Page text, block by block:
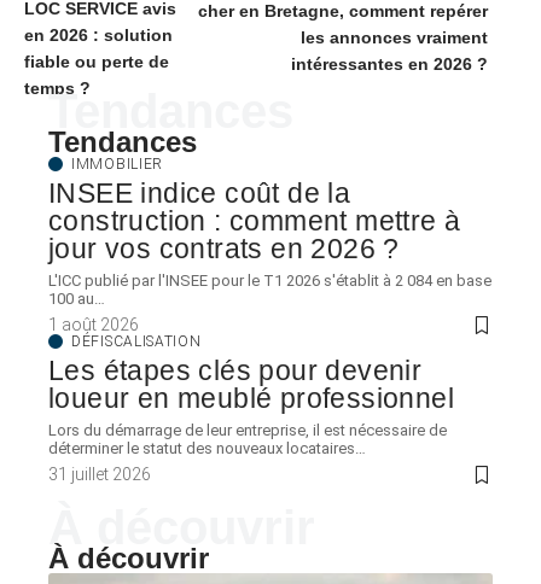
LOC SERVICE avis
en 2026 : solution
fiable ou perte de
temps ?
cher en Bretagne, comment repérer
les annonces vraiment
intéressantes en 2026 ?
Tendances
Tendances
IMMOBILIER
INSEE indice coût de la
construction : comment mettre à
jour vos contrats en 2026 ?
L'ICC publié par l'INSEE pour le T1 2026 s'établit à 2 084 en base
100 au
1 août 2026
DÉFISCALISATION
Les étapes clés pour devenir
loueur en meublé professionnel
Lors du démarrage de leur entreprise, il est nécessaire de
déterminer le statut des nouveaux locataires
31 juillet 2026
À découvrir